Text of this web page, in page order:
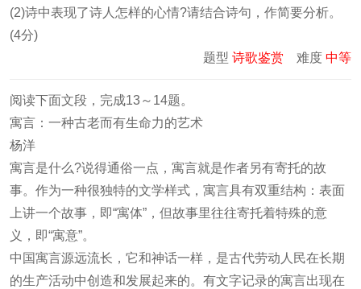
(2)诗中表现了诗人怎样的心情?请结合诗句，作简要分析。
(4分)
题型 诗歌鉴赏 难度 中等
阅读下面文段，完成13～14题。
寓言：一种古老而有生命力的艺术
杨洋
寓言是什么?说得通俗一点，寓言就是作者另有寄托的故
事。作为一种很独特的文学样式，寓言具有双重结构：表面
上讲一个故事，即“寓体”，但故事里往往寄托着特殊的意
义，即“寓意”。
中国寓言源远流长，它和神话一样，是古代劳动人民在长期
的生产活动中创造和发展起来的。有文字记录的寓言出现在